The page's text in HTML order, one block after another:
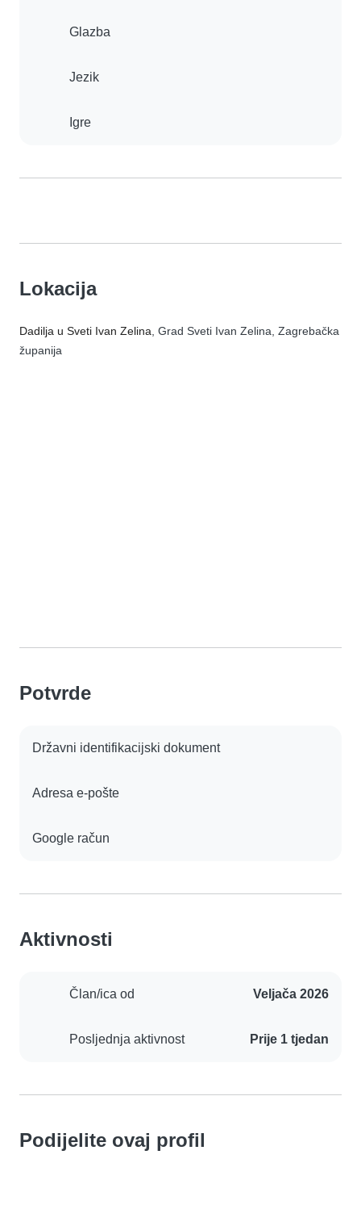
Glazba
Jezik
Igre
Lokacija
Dadilja u Sveti Ivan Zelina , Grad Sveti Ivan Zelina, Zagrebačka
županija
Potvrde
Državni identifikacijski dokument
Adresa e-pošte
Google račun
Aktivnosti
Član/ica od Veljača 2026
Posljednja aktivnost Prije 1 tjedan
Podijelite ovaj profil